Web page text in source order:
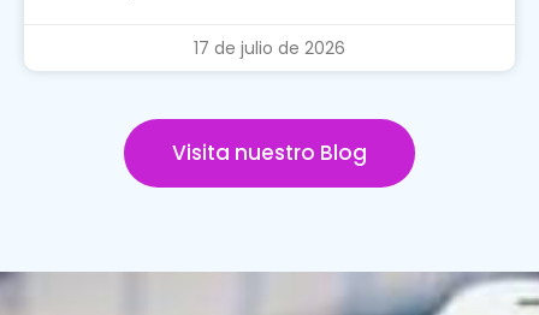
17 de julio de 2026
Visita nuestro Blog